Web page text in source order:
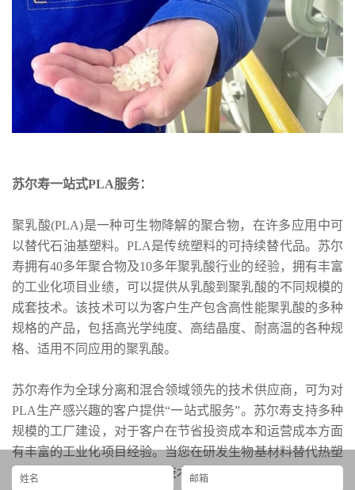
‌苏尔寿一站式PLA服务：
聚乳酸(PLA)是一种可生物降解的聚合物，在许多应用中可
以替代石油基塑料。PLA是传统塑料的可持续替代品。苏尔
寿拥有40多年聚合物及10多年聚乳酸行业的经验，拥有丰富
的工业化项目业绩，可以提供从乳酸到聚乳酸的不同规模的
成套技术。该技术可以为客户生产包含高性能聚乳酸的多种
规格的产品，包括高光学纯度、高结晶度、耐高温的各种规
格、适用不同应用的聚乳酸。
苏尔寿作为全球分离和混合领域领先的技术供应商，可为对
PLA生产感兴趣的客户提供“一站式服务”。苏尔寿支持多种
规模的工厂建设，对于客户在节省投资成本和运营成本方面
有丰富的工业化项目经验。当您在研发生物基材料替代热塑
性塑料时，苏尔寿的聚乳酸技术将助您一臂之力！